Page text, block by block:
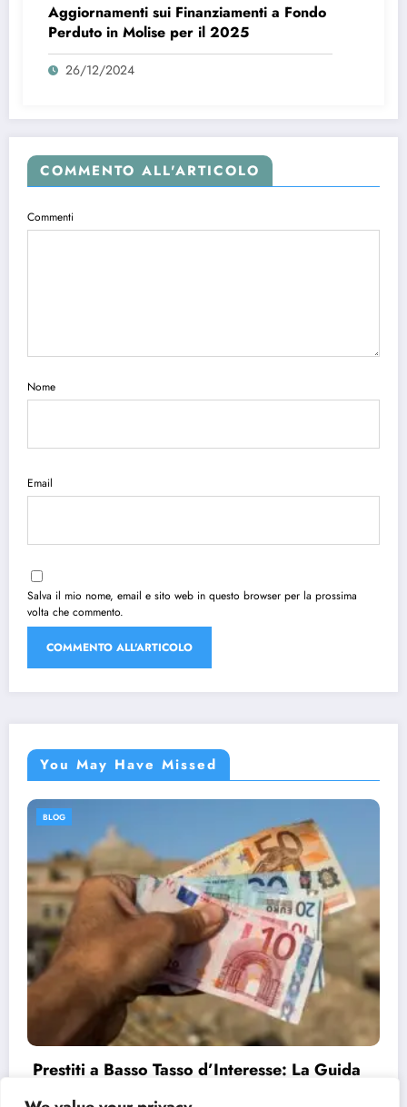
Aggiornamenti sui Finanziamenti a Fondo
Perduto in Molise per il 2025
26/12/2024
COMMENTO ALL'ARTICOLO
Commenti
Nome
Email
Salva il mio nome, email e sito web in questo browser per la prossima
volta che commento.
You May Have Missed
BLOG
Prestiti a Basso Tasso d’Interesse: La Guida